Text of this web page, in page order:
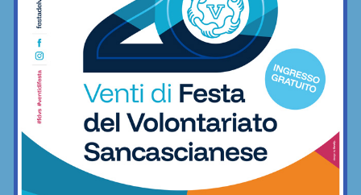
Calcio
Gabriele Kaloti
Calcio
Giovani acquisti: il San Donato
Tavarnelle annuncia il classe 2006
Alessandro Posniak
Libertas Barberino Tavarnelle, un classe
2009 per la difesa (di prima squadra e
Juniores)